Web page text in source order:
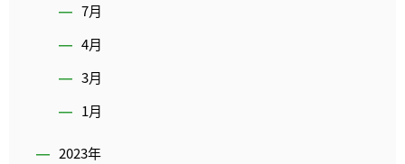
7月
4月
3月
1月
2023年